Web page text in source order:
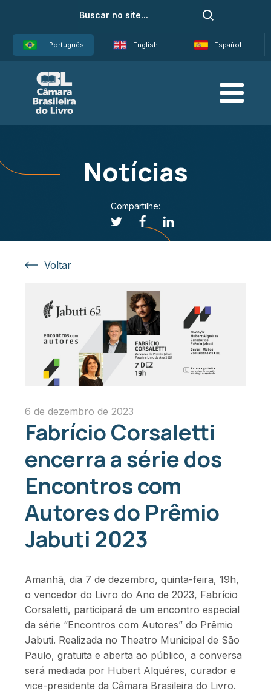
Português English Español
Notícias
Compartilhe:
Voltar
6 de dezembro de 2023
Fabrício Corsaletti
encerra a série dos
Encontros com
Autores do Prêmio
Jabuti 2023
Amanhã, dia 7 de dezembro, quinta-feira, 19h,
o vencedor do Livro do Ano de 2023, Fabrício
Corsaletti, participará de um encontro especial
da série “Encontros com Autores” do Prêmio
Jabuti. Realizada no Theatro Municipal de São
Paulo, gratuita e aberta ao público, a conversa
será mediada por Hubert Alquéres, curador e
vice-presidente da Câmara Brasileira do Livro.